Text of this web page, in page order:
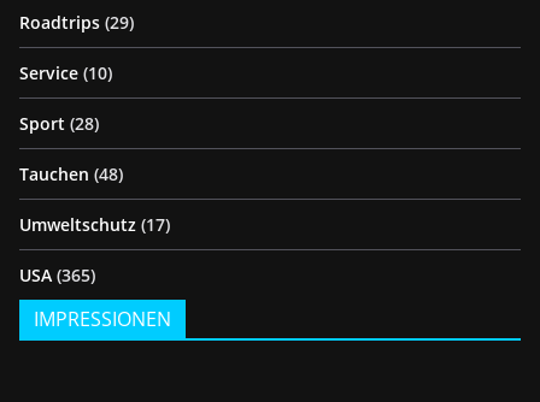
Roadtrips (29)
Service (10)
Sport (28)
Tauchen (48)
Umweltschutz (17)
USA (365)
IMPRESSIONEN